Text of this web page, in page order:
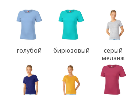
голубой бирюзовый
серый
меланж